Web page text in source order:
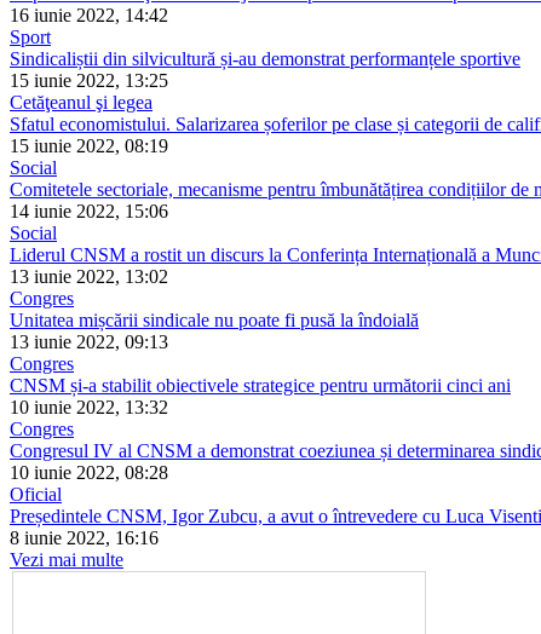
16 iunie 2022, 14:42
Sport
Sindicaliștii din silvicultură și-au demonstrat performanțele sportive
15 iunie 2022, 13:25
Cetăţeanul şi legea
Sfatul economistului. Salarizarea șoferilor pe clase și categorii de
15 iunie 2022, 08:19
Social
Comitetele sectoriale, mecanisme pentru îmbunătățirea condițiilor de
14 iunie 2022, 15:06
Social
Liderul CNSM a rostit un discurs la Conferința Internațională a
13 iunie 2022, 13:02
Congres
Unitatea mișcării sindicale nu poate fi pusă la îndoială
13 iunie 2022, 09:13
Congres
CNSM și-a stabilit obiectivele strategice pentru următorii cinci ani
10 iunie 2022, 13:32
Congres
Congresul IV al CNSM a demonstrat coeziunea și determinarea
10 iunie 2022, 08:28
Oficial
Președintele CNSM, Igor Zubcu, a avut o întrevedere cu Luca
8 iunie 2022, 16:16
Vezi mai multe